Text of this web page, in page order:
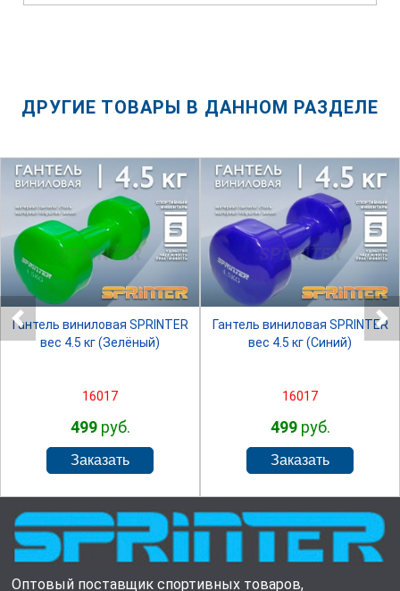
ДРУГИЕ ТОВАРЫ В ДАННОМ РАЗДЕЛЕ
SPRINTER
Гантель виниловая SPRINTER
вес 4.5 кг (Зелёный)
16017
499руб.
SPRINTER
Гантель виниловая SPRINTER
вес 4.5 кг (Синий)
16017
499руб.
Оптовый поставщик спортивных товаров,